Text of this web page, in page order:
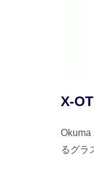
X-
Okuma
るグラ